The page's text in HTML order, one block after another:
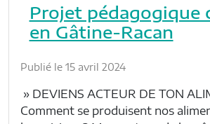
Projet pédagogique
en Gâtine-Racan
Publié le 15 avril 2024
» DEVIENS ACTEUR DE TON
Comment se produisent nos